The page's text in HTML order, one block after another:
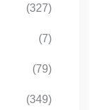
(327)
(7)
(79)
(349)